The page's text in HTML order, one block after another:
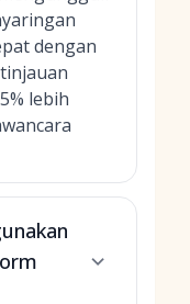
dengan
lebih